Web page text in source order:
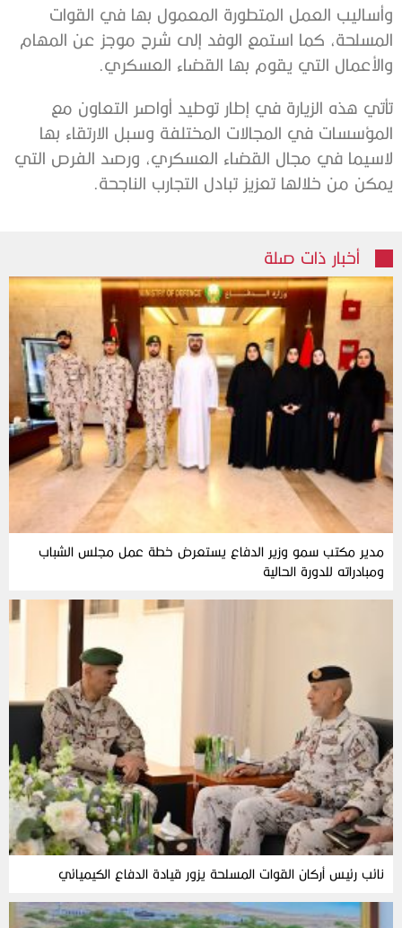
وأساليب العمل المتطورة المعمول بها في القوات
المسلحة، كما استمع الوفد إلى شرح موجز عن المهام
والأعمال التي يقوم بها القضاء العسكري.
تأتي هذه الزيارة في إطار توطيد أواصر التعاون مع
المؤسسات في المجالات المختلفة وسبل الارتقاء بها
لاسيما في مجال القضاء العسكري، ورصد الفرص التي
يمكن من خلالها تعزيز تبادل التجارب الناجحة.
أخبار ذات صلة
مدير مكتب سمو وزير الدفاع يستعرض خطة عمل مجلس الشباب
ومبادراته للدورة الحالية
نائب رئيس أركان القوات المسلحة يزور قيادة الدفاع الكيميائي